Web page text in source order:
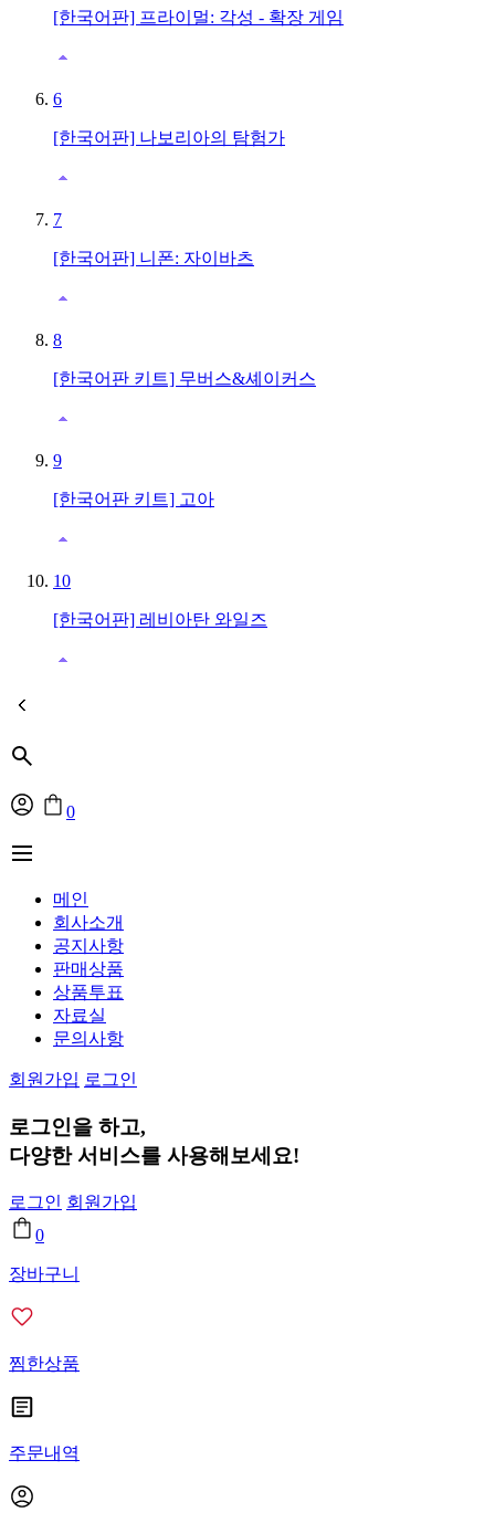
[한국어판] 프라이멀: 각성 - 확장 게임
6
[한국어판] 나보리아의 탐험가
7
[한국어판] 니폰: 자이바츠
8
[한국어판 키트] 무버스&셰이커스
9
[한국어판 키트] 고아
10
[한국어판] 레비아탄 와일즈
0
메인
회사소개
공지사항
판매상품
상품투표
자료실
문의사항
회원가입 로그인
로그인을 하고,
다양한 서비스를 사용해보세요!
로그인 회원가입
0
장바구니
찜한상품
주문내역